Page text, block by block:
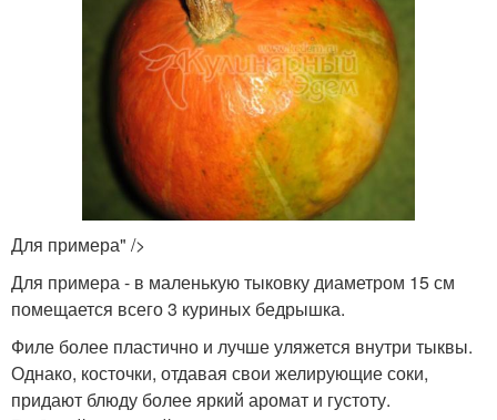
Для примера" />
Для примера - в маленькую тыковку диаметром 15 см
помещается всего 3 куриных бедрышка.
Филе более пластично и лучше уляжется внутри тыквы.
Однако, косточки, отдавая свои желирующие соки,
придают блюду более яркий аромат и густоту.